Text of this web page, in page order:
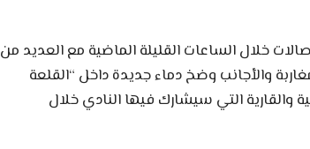
خلال الساعات القليلة الماضية مع العديد من
والأجانب وضخ دماء جديدة داخل “القلعة
والقارية التي سيشارك فيها النادي خلال